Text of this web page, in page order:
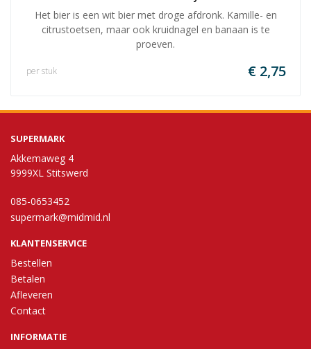
Het bier is een wit bier met droge afdronk. Kamille- en
citrustoetsen, maar ook kruidnagel en banaan is te
proeven.
€ 2,75
per stuk
SUPERMARK
Akkemaweg 4
9999XL Stitswerd
085-0653452
supermark@midmid.nl
KLANTENSERVICE
Bestellen
Betalen
Afleveren
Contact
INFORMATIE